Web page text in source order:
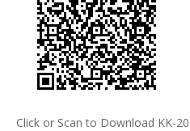
Click or Scan to Download KK-